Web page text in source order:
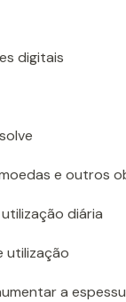
digitais
e outros
diária
utilização
a